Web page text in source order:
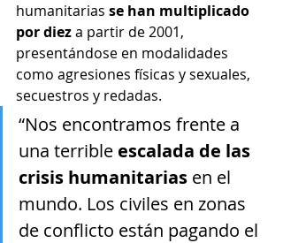
humanitarias se han multiplicado
por diez a partir de 2001,
presentándose en modalidades
como agresiones físicas y sexuales,
secuestros y redadas.
“Nos encontramos frente a
una terrible escalada de las
crisis humanitarias en el
mundo. Los civiles en zonas
de conflicto están pagando el